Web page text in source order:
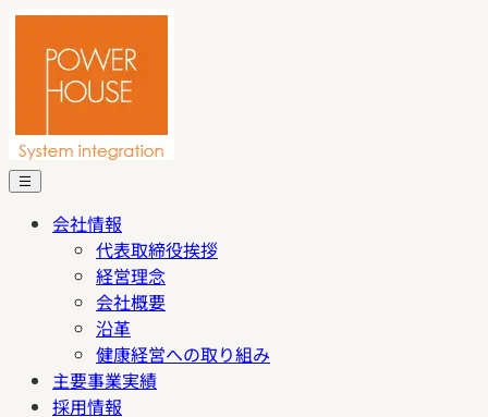
会社情報
代表取締役挨拶
経営理念
会社概要
沿革
健康経営への取り組み
主要事業実績
採用情報